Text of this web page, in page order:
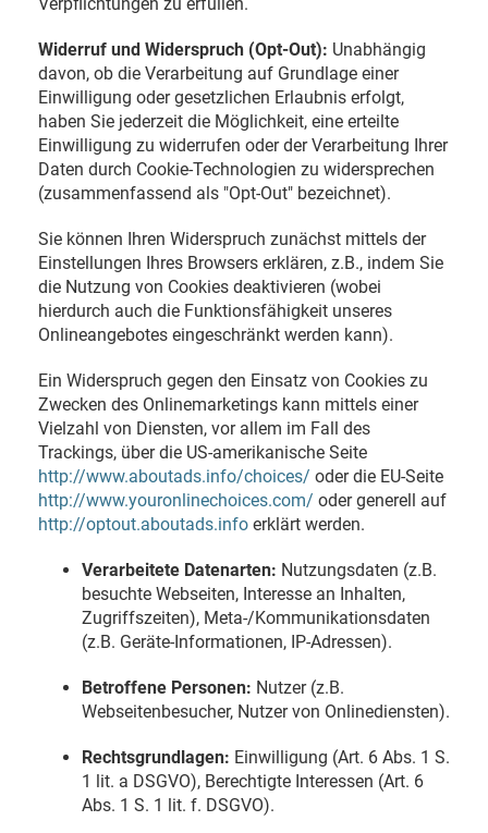
Widerruf und Widerspruch (Opt-Out): Unabhängig
davon, ob die Verarbeitung auf Grundlage einer
Einwilligung oder gesetzlichen Erlaubnis erfolgt,
haben Sie jederzeit die Möglichkeit, eine erteilte
Einwilligung zu widerrufen oder der Verarbeitung Ihrer
Daten durch Cookie-Technologien zu widersprechen
(zusammenfassend als "Opt-Out" bezeichnet).
Sie können Ihren Widerspruch zunächst mittels der
Einstellungen Ihres Browsers erklären, z.B., indem Sie
die Nutzung von Cookies deaktivieren (wobei
hierdurch auch die Funktionsfähigkeit unseres
Onlineangebotes eingeschränkt werden kann).
Ein Widerspruch gegen den Einsatz von Cookies zu
Zwecken des Onlinemarketings kann mittels einer
Vielzahl von Diensten, vor allem im Fall des
Trackings, über die US-amerikanische Seite
http://www.aboutads.info/choices/ oder die EU-Seite
http://www.youronlinechoices.com/ oder generell auf
http://optout.aboutads.info erklärt werden.
Verarbeitete Datenarten: Nutzungsdaten (z.B.
besuchte Webseiten, Interesse an Inhalten,
Zugriffszeiten), Meta-/Kommunikationsdaten
(z.B. Geräte-Informationen, IP-Adressen).
Betroffene Personen: Nutzer (z.B.
Webseitenbesucher, Nutzer von Onlinediensten).
Rechtsgrundlagen: Einwilligung (Art. 6 Abs. 1 S.
1 lit. a DSGVO), Berechtigte Interessen (Art. 6
Abs. 1 S. 1 lit. f. DSGVO).